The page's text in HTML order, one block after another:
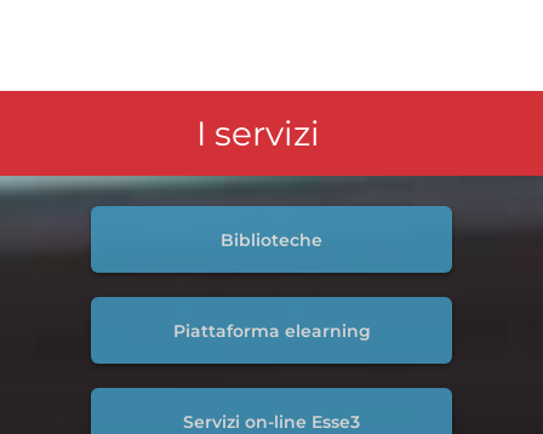
I servizi
Biblioteche
Piattaforma elearning
Servizi on-line Esse3